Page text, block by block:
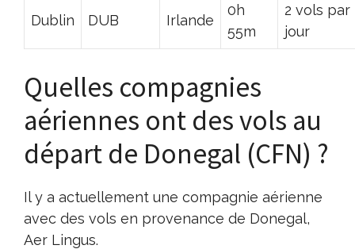
Dublin DUB Irlande
0h
55m
2 vols par
jour
Quelles compagnies
aériennes ont des vols au
départ de Donegal (CFN) ?
Il y a actuellement une compagnie aérienne
avec des vols en provenance de Donegal,
Aer Lingus.